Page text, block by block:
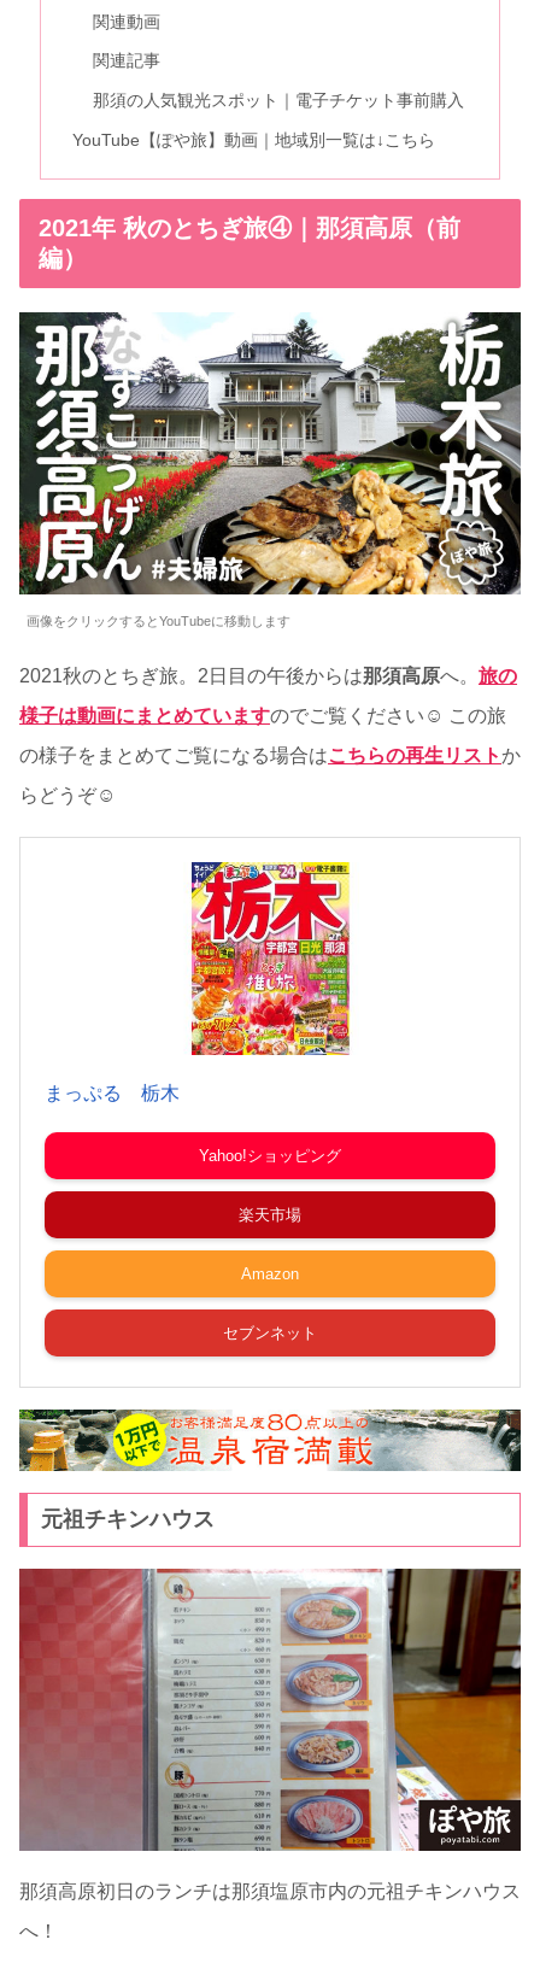
関連動画
関連記事
那須の人気観光スポット｜電子チケット事前購入
YouTube【ぽや旅】動画｜地域別一覧は↓こちら
2021年 秋のとちぎ旅④｜那須高原（前
編）
画像をクリックするとYouTubeに移動します
2021秋のとちぎ旅。2日目の午後からは那須高原へ。 旅の
様子は動画にまとめていますのでご覧ください☺ この旅
の様子をまとめてご覧になる場合はこちらの再生リストか
らどうぞ☺
まっぷる 栃木
Yahoo!ショッピング
楽天市場
Amazon
セブンネット
元祖チキンハウス
那須高原初日のランチは那須塩原市内の元祖チキンハウス
へ！